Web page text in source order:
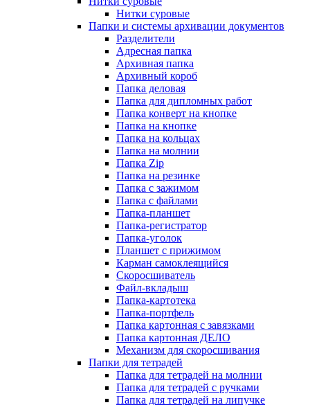
Нитки суровые
Папки и системы архивации документов
Разделители
Адресная папка
Архивная папка
Архивный короб
Папка деловая
Папка для дипломных работ
Папка конверт на кнопке
Папка на кнопке
Папка на кольцах
Папка на молнии
Папка Zip
Папка на резинке
Папка с зажимом
Папка с файлами
Папка-планшет
Папка-регистратор
Папка-уголок
Планшет с прижимом
Карман самоклеящийся
Скоросшиватель
Файл-вкладыш
Папка-картотека
Папка-портфель
Папка картонная с завязками
Папка картонная ДЕЛО
Механизм для скоросшивания
Папки для тетрадей
Папка для тетрадей на молнии
Папка для тетрадей с ручками
Папка для тетрадей на липучке